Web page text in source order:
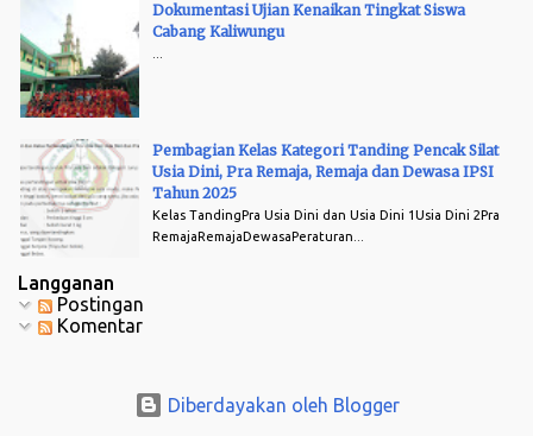
Dokumentasi Ujian Kenaikan Tingkat Siswa
Cabang Kaliwungu
Pembagian Kelas Kategori Tanding Pencak Silat
Usia Dini, Pra Remaja, Remaja dan Dewasa IPSI
Tahun 2025
Kelas TandingPra Usia Dini dan Usia Dini 1Usia Dini 2Pra
RemajaRemajaDewasaPeraturan...
Langganan
Postingan
Komentar
Diberdayakan oleh Blogger